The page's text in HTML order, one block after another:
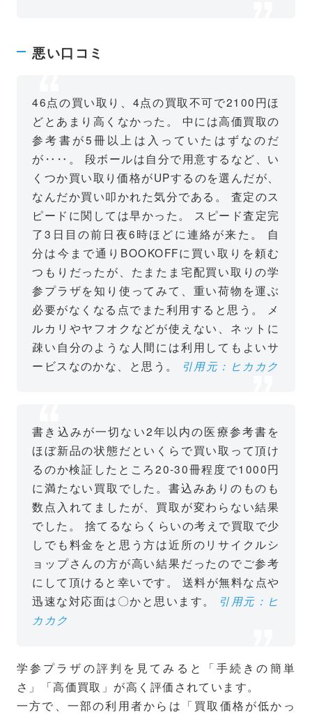
悪い口コミ
46点の買い取り、4点の買取不可で2100円ほ
どとあまり高くなかった。
中には高価買取の
参考書が5冊以上は入っていたはずなのだ
が‥‥。
段ボールは自分で用意するなど、い
くつか買い取り価格がUPするのを選んだが、
なんだか買い叩かれた気分である。
査定のス
ピードに関しては早かった。
スピード査定完
了3日目の前日夜6時ほどに連絡が来た。
自
分は今まで通りBOOKOFFに買い取りを頼む
つもりだったが、たまたま宅配買い取りの学
参プラザを知り使ってみて、重い荷物を運ぶ
必要がなくなる点でまた利用すると思う。
メ
ルカリやヤフオクなどが使えない、ネットに
疎い自分のような人間には利用してもよいサ
ービスなのかな、と思う。
引用元：ヒカカク
書き込みが一切ない2年以内の医療参考書を
ほぼ新品の状態だといくらで買い取って頂け
るのか検証したところ20-30冊程度で1000円
に満たない買取でした。書込みありのものも
数点入れてましたが、買取が変わらない結果
でした。
捨てるならくらいの考えで買取で少
しでも料金をと思う方は近所のリサイクルシ
ョップさんの方が高い結果だったのでご参考
にして頂けると幸いです。
送料が無料な点や
迅速な対応面は〇かと思います。
引用元：ヒ
カカク
学参プラザの評判を見てみると「手続きの簡単
さ」「高価買取」が高く評価されています。
一方で、一部の利用者からは「買取価格が低かっ